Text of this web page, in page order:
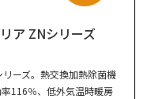
ア ZNシリーズ
ーズ。熱交換加熱除菌機
116％、低外気温時暖房